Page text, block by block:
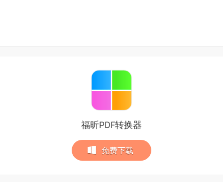
福昕PDF转换器
免费下载